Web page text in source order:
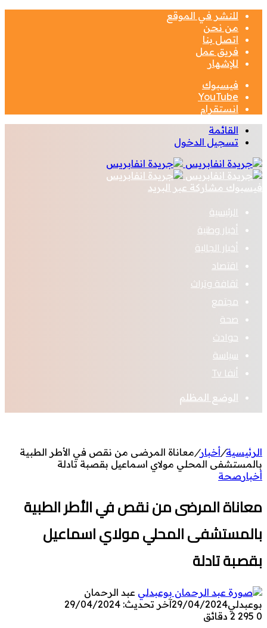
للنشر في الموقع
من نحن
اتصل بنا
فريق عمل
للإشهار
فيسبوك
‫YouTube
انستقرام
القائمة
تسجيل الدخول
فيسبوك مشاركة عبر البريد
الرئيسية
أخبار وطنية
أخبار الجالية
اقتصاد
ثقافة وتراث
مجتمع
صحة
حوادث
سياسة
أنفا Tv
الوضع المظلم
الرئيسية/أخبار/معاناة المرضى من نقص في الأطر الطبية
بالمستشفى المحلي مولاي اسماعيل بقصبة تادلة
أخبار صحة
معاناة المرضى من نقص في الأطر الطبية
بالمستشفى المحلي مولاي اسماعيل
بقصبة تادلة
عبد الرحمان
بوعبدلي29/04/2024آخر تحديث: 29/04/2024
0
2 دقائق